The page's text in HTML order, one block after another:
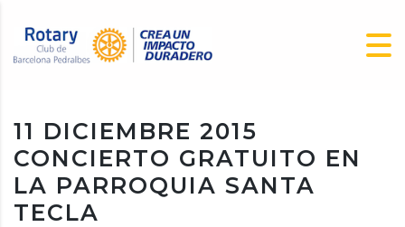
11 DICIEMBRE 2015
CONCIERTO GRATUITO EN
LA PARROQUIA SANTA
TECLA